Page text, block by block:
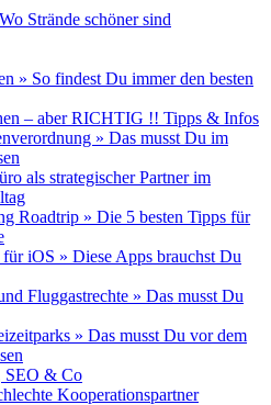
Strände schöner sind
» So findest Du immer den besten
– aber RICHTIG !! Tipps & Infos
» Das musst Du im
als strategischer Partner im
Roadtrip » Die 5 besten Tipps für
iOS » Diese Apps brauchst Du
Fluggastrechte » Das musst Du
» Das musst Du vor dem
SEO & Co
Kooperationspartner